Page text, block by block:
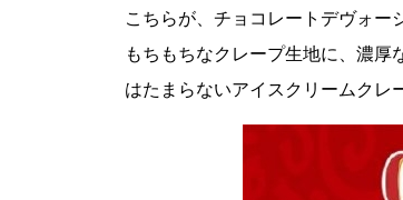
こちらが、チョコレートデヴォー
もちもちなクレープ生地に、濃
はたまらないアイスクリームクレ